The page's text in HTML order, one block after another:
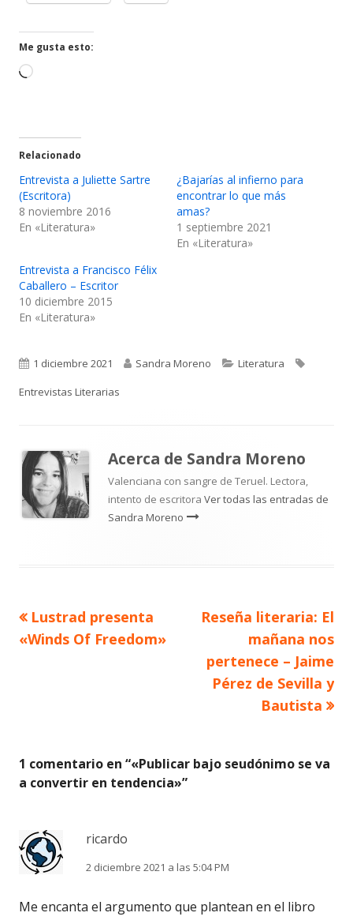
en
en
Me gusta esto:
Cargando...
Relacionado
Entrevista a Juliette Sartre
(Escritora)
8 noviembre 2016
En «Literatura»
¿Bajarías al infierno para
encontrar lo que más
amas?
1 septiembre 2021
En «Literatura»
Entrevista a Francisco Félix
Caballero – Escritor
10 diciembre 2015
En «Literatura»
Publicado
el
1 diciembre 2021 Autor
Sandra Moreno Categorías
Literatura
Entrevistas Literarias
Acerca de Sandra Moreno
Valenciana con sangre de Teruel. Lectora,
intento de escritora Ver todas las entradas de
Sandra Moreno
Navegación
Artículo
anterior
Lustrad presenta
«Winds Of Freedom»
Artículo
siguiente
Reseña literaria: El
mañana nos
pertenece – Jaime
Pérez de Sevilla y
Bautista
1 comentario en “«Publicar bajo seudónimo se va
a convertir en tendencia»”
ricardo
2 diciembre 2021 a las 5:04 PM
Me encanta el argumento que plantean en el libro